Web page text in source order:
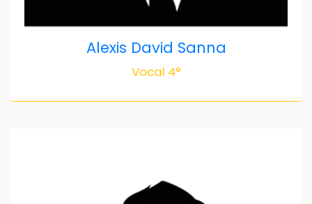
Alexis David Sanna
Vocal 4°